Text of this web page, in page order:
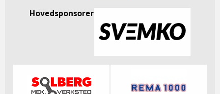
Hovedsponsorer